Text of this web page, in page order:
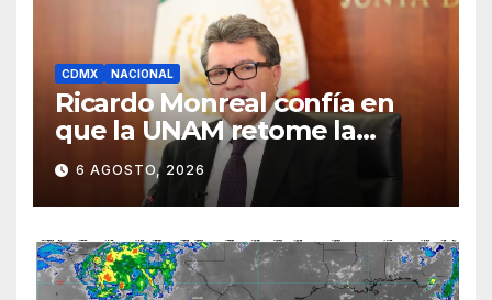
CDMX NACIONAL
Ricardo Monreal confía en
que la UNAM retome la
normalidad e inicie el
semestre mediante el
diálogo
6 AGOSTO, 2026